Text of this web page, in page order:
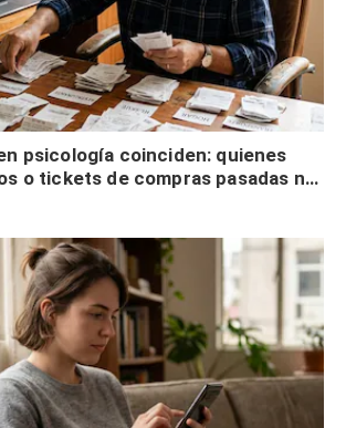
psicología coinciden: quienes
o tickets de compras pasadas no
sino que tienen necesidad de